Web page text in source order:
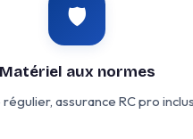
🛡️
Matériel aux normes
assurance RC pro